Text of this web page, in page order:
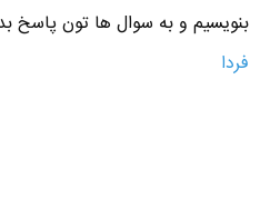
بنویسیم و به سوال ها تون پاسخ
فردا